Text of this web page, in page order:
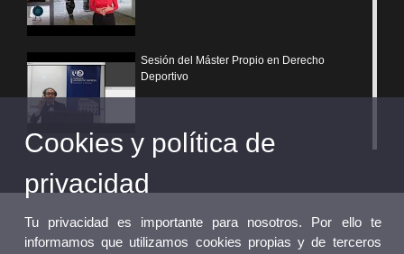
Sesión del Máster Propio en Derecho
Deportivo
¿Por qué elegir un postgrado propio de la
Universitat de València?
Cookies y política de
privacidad
Tu privacidad es importante para nosotros. Por ello te
informamos que utilizamos cookies propias y de terceros